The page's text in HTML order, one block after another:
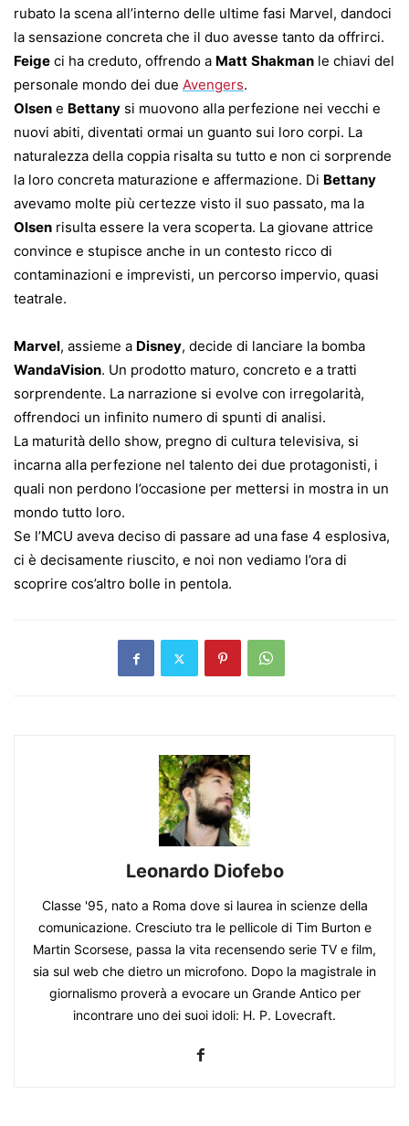
rubato la scena all’interno delle ultime fasi Marvel, dandoci
la sensazione concreta che il duo avesse tanto da offrirci.
Feige ci ha creduto, offrendo a Matt Shakman le chiavi del
personale mondo dei due Avengers.
Olsen e Bettany si muovono alla perfezione nei vecchi e
nuovi abiti, diventati ormai un guanto sui loro corpi. La
naturalezza della coppia risalta su tutto e non ci sorprende
la loro concreta maturazione e affermazione. Di Bettany
avevamo molte più certezze visto il suo passato, ma la
Olsen risulta essere la vera scoperta. La giovane attrice
convince e stupisce anche in un contesto ricco di
contaminazioni e imprevisti, un percorso impervio, quasi
teatrale.
Marvel, assieme a Disney, decide di lanciare la bomba
WandaVision. Un prodotto maturo, concreto e a tratti
sorprendente. La narrazione si evolve con irregolarità,
offrendoci un infinito numero di spunti di analisi.
La maturità dello show, pregno di cultura televisiva, si
incarna alla perfezione nel talento dei due protagonisti, i
quali non perdono l’occasione per mettersi in mostra in un
mondo tutto loro.
Se l’MCU aveva deciso di passare ad una fase 4 esplosiva,
ci è decisamente riuscito, e noi non vediamo l’ora di
scoprire cos’altro bolle in pentola.
Leonardo Diofebo
Classe '95, nato a Roma dove si laurea in scienze della
comunicazione. Cresciuto tra le pellicole di Tim Burton e
Martin Scorsese, passa la vita recensendo serie TV e film,
sia sul web che dietro un microfono. Dopo la magistrale in
giornalismo proverà a evocare un Grande Antico per
incontrare uno dei suoi idoli: H. P. Lovecraft.